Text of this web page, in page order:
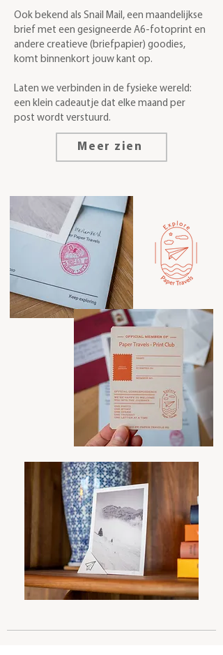
Ook bekend als Snail Mail, een maandelijkse
brief met een gesigneerde A6-fotoprint en
andere creatieve (briefpapier) goodies,
komt binnenkort jouw kant op.
Laten we verbinden in de fysieke wereld:
een klein cadeautje dat elke maand per
post wordt verstuurd.
Meer zien